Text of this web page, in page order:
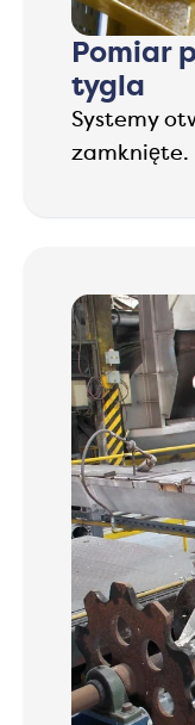
Pomiar
tygla
Systemy
zamknięte.